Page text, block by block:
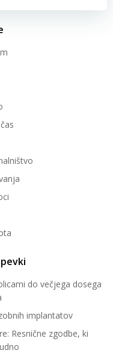
do večjega dosega
implantatov
Resnične zgodbe, ki